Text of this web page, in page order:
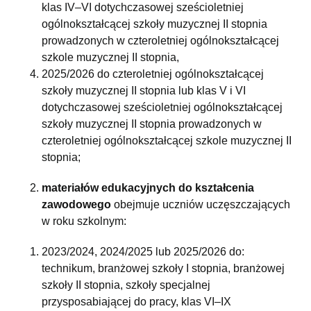
klas IV–VI dotychczasowej sześcioletniej
ogólnokształcącej szkoły muzycznej II stopnia
prowadzonych w czteroletniej ogólnokształcącej
szkole muzycznej II stopnia,
2025/2026 do czteroletniej ogólnokształcącej
szkoły muzycznej II stopnia lub klas V i VI
dotychczasowej sześcioletniej ogólnokształcącej
szkoły muzycznej II stopnia prowadzonych w
czteroletniej ogólnokształcącej szkole muzycznej II
stopnia;
materiałów edukacyjnych do kształcenia
zawodowego obejmuje uczniów uczęszczających
w roku szkolnym:
2023/2024, 2024/2025 lub 2025/2026 do:
technikum, branżowej szkoły I stopnia, branżowej
szkoły II stopnia, szkoły specjalnej
przysposabiającej do pracy, klas VI–IX